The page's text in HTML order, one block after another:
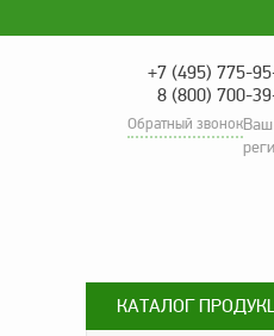
+7 (495) 775-
8 (800) 700-
Обратный звонокВаш
КАТАЛОГ